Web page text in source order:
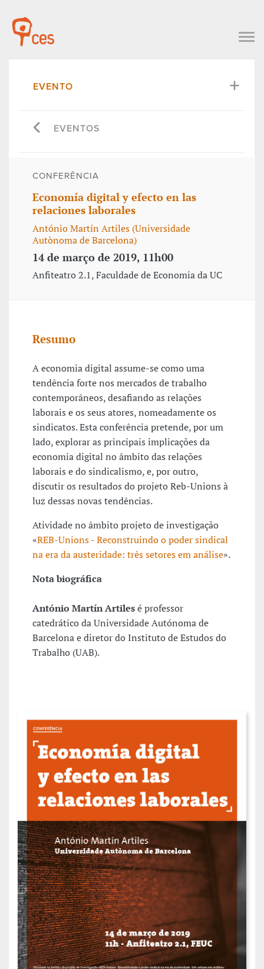
EVENTO
EVENTOS
CONFERÊNCIA
Economía digital y efecto en las
relaciones laborales
António Martín Artiles (Universidade
Autònoma de Barcelona)
14 de março de 2019, 11h00
Anfiteatro 2.1, Faculdade de Economia da UC
Resumo
A economia digital assume-se como uma
tendência forte nos mercados de trabalho
contemporâneos, desafiando as relações
laborais e os seus atores, nomeadamente os
sindicatos. Esta conferência pretende, por um
lado, explorar as principais implicações da
economia digital no âmbito das relações
laborais e do sindicalismo, e, por outro,
discutir os resultados do projeto Reb-Unions à
luz dessas novas tendências.
Atividade no âmbito projeto de investigação
«REB-Unions - Reconstruindo o poder sindical
na era da austeridade: três setores em análise».
Nota biográfica
António Martín Artilesé professor
catedrático da Universidade Autónoma de
Barcelona e diretor do Instituto de Estudos do
Trabalho (UAB).